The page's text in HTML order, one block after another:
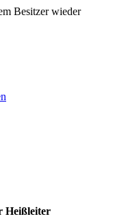
Besitzer wieder
Heißleiter